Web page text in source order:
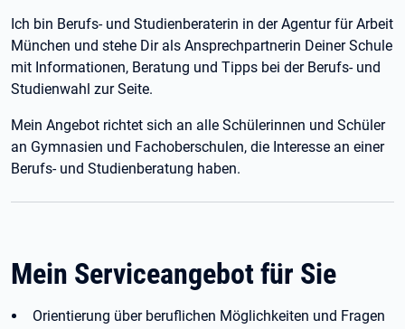
Ich bin Berufs- und Studienberaterin in der Agentur für Arbeit
München und stehe Dir als Ansprechpartnerin Deiner Schule
mit Informationen, Beratung und Tipps bei der Berufs- und
Studienwahl zur Seite.
Mein Angebot richtet sich an alle Schülerinnen und Schüler
an Gymnasien und Fachoberschulen, die Interesse an einer
Berufs- und Studienberatung haben.
Mein Serviceangebot für Sie
Orientierung über beruflichen Möglichkeiten und Fragen